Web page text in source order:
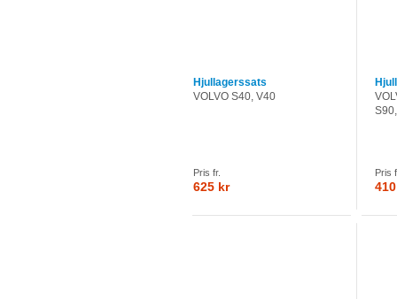
Hjullagerssats
VOLVO S40, V40
Pris fr.
625 kr
Pris